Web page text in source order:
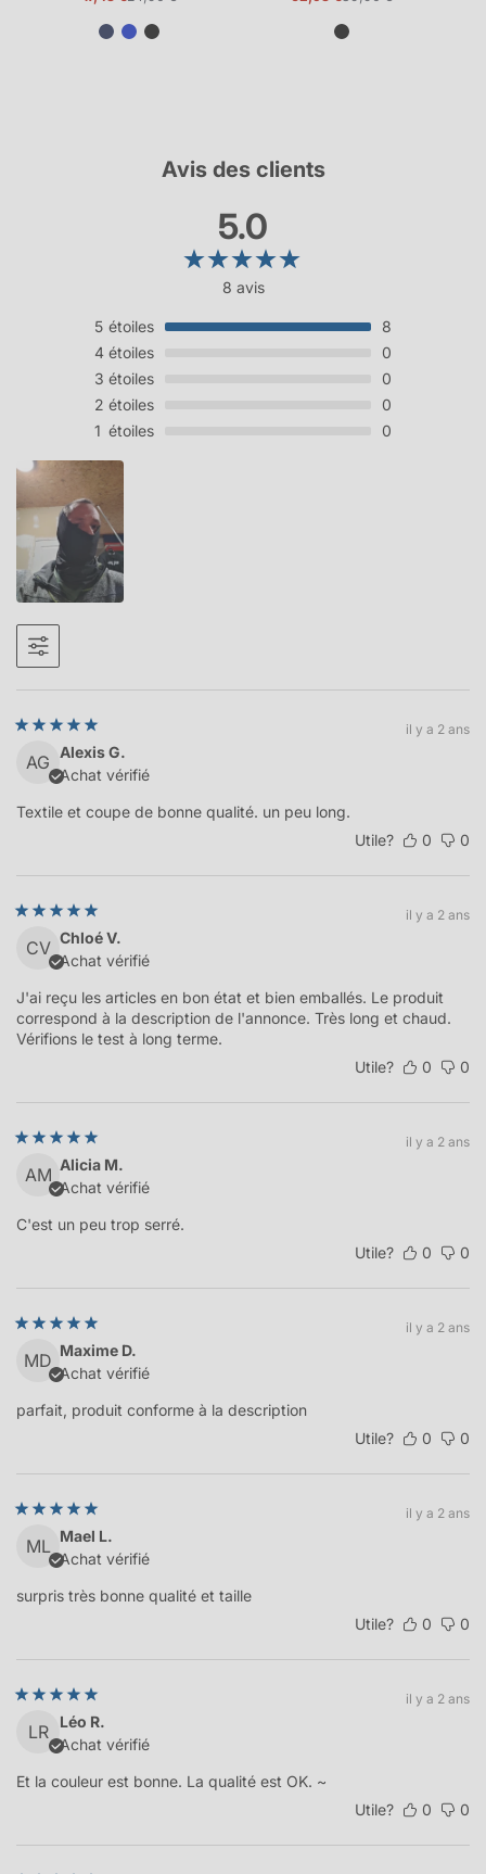
Avis des clients
5.0
8 avis
5 étoiles
8
4étoiles
0
3 étoiles
0
2 étoiles
0
1 étoiles 0
il y a 2 ans
AG
Alexis G.
Achat vérifié
Textile et coupe de bonne qualité. un peu long.
Utile?
0 0
il y a 2 ans
CV
Chloé V.
Achat vérifié
J'ai reçu les articles en bon état et bien emballés. Le produit
correspond à la description de l'annonce. Très long et chaud.
Vérifions le test à long terme.
Utile?
0 0
il y a 2 ans
AM
Alicia M.
Achat vérifié
C'est un peu trop serré.
Utile?
0 0
il y a 2 ans
MD
Maxime D.
Achat vérifié
parfait, produit conforme à la description
Utile?
0 0
il y a 2 ans
ML
Mael L.
Achat vérifié
surpris très bonne qualité et taille
Utile?
0 0
il y a 2 ans
LR
Léo R.
Achat vérifié
Et la couleur est bonne. La qualité est OK. ~
Utile?
0 0